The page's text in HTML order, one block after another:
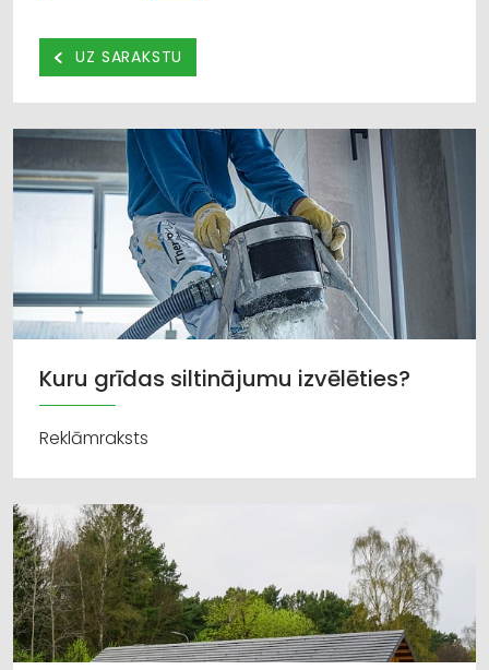
UZ SARAKSTU
Kuru grīdas siltinājumu izvēlēties?
Reklāmraksts